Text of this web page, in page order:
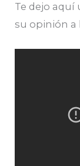
Te dejo
su opinión a